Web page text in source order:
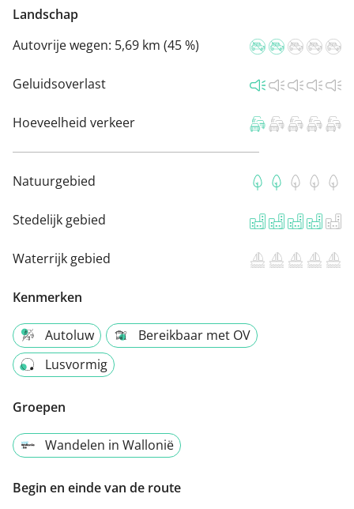
Landschap
Autovrije wegen: 5,69 km (45 %)
Geluidsoverlast
Hoeveelheid verkeer
Natuurgebied
Stedelijk gebied
Waterrijk gebied
Kenmerken
Autoluw
Bereikbaar met OV
Lusvormig
Groepen
Wandelen in Wallonië
Begin en einde van de route